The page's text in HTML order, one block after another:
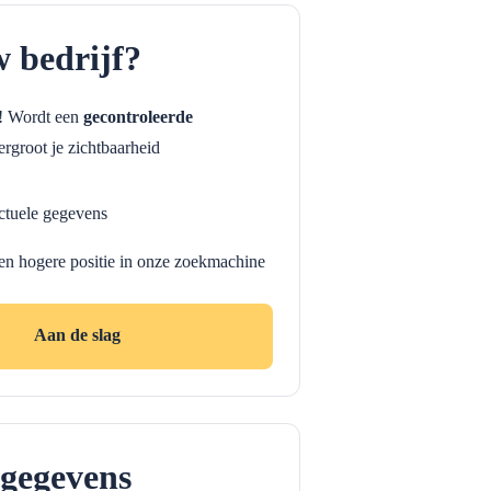
bedrijf?
een gecontroleerde
je zichtbaarheid
gegevens
hogere positie in onze zoekmachine
Aan de slag